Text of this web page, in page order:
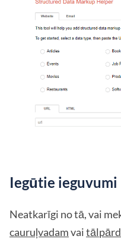
Iegūtie ieguvumi
Neatkarīgi no tā, vai
cauruļvadamvai